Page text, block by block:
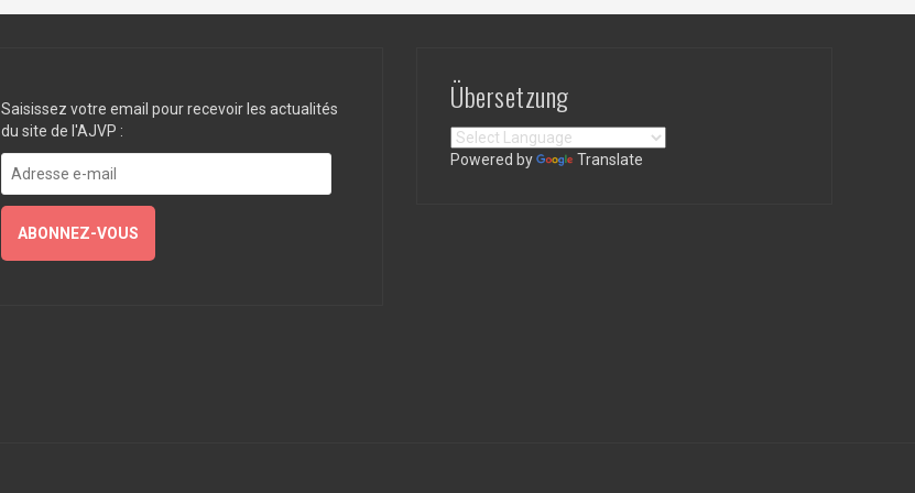
Saisissez votre email pour recevoir les actualités
du site de l'AJVP :
e-
mail
ABONNEZ-VOUS
Übersetzung
Powered by Translate